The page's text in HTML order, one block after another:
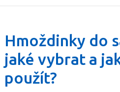
Příčky
Podlahy
Omítky a povrchová
Předstěny a šachty
Hmoždinky do
jaké vybrat a
použít?